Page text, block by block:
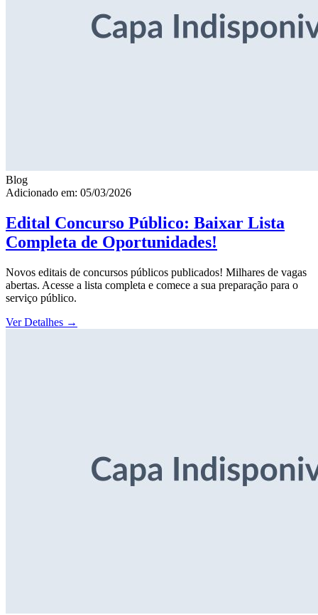
Blog
Adicionado em: 05/03/2026
Edital Concurso Público: Baixar Lista
Completa de Oportunidades!
Novos editais de concursos públicos publicados! Milhares de vagas
abertas. Acesse a lista completa e comece a sua preparação para o
serviço público.
Ver Detalhes →